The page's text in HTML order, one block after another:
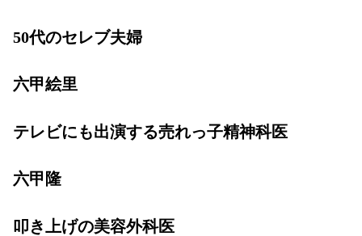
50代のセレブ夫婦
六甲絵里
テレビにも出演する売れっ子精神科医
六甲隆
叩き上げの美容外科医